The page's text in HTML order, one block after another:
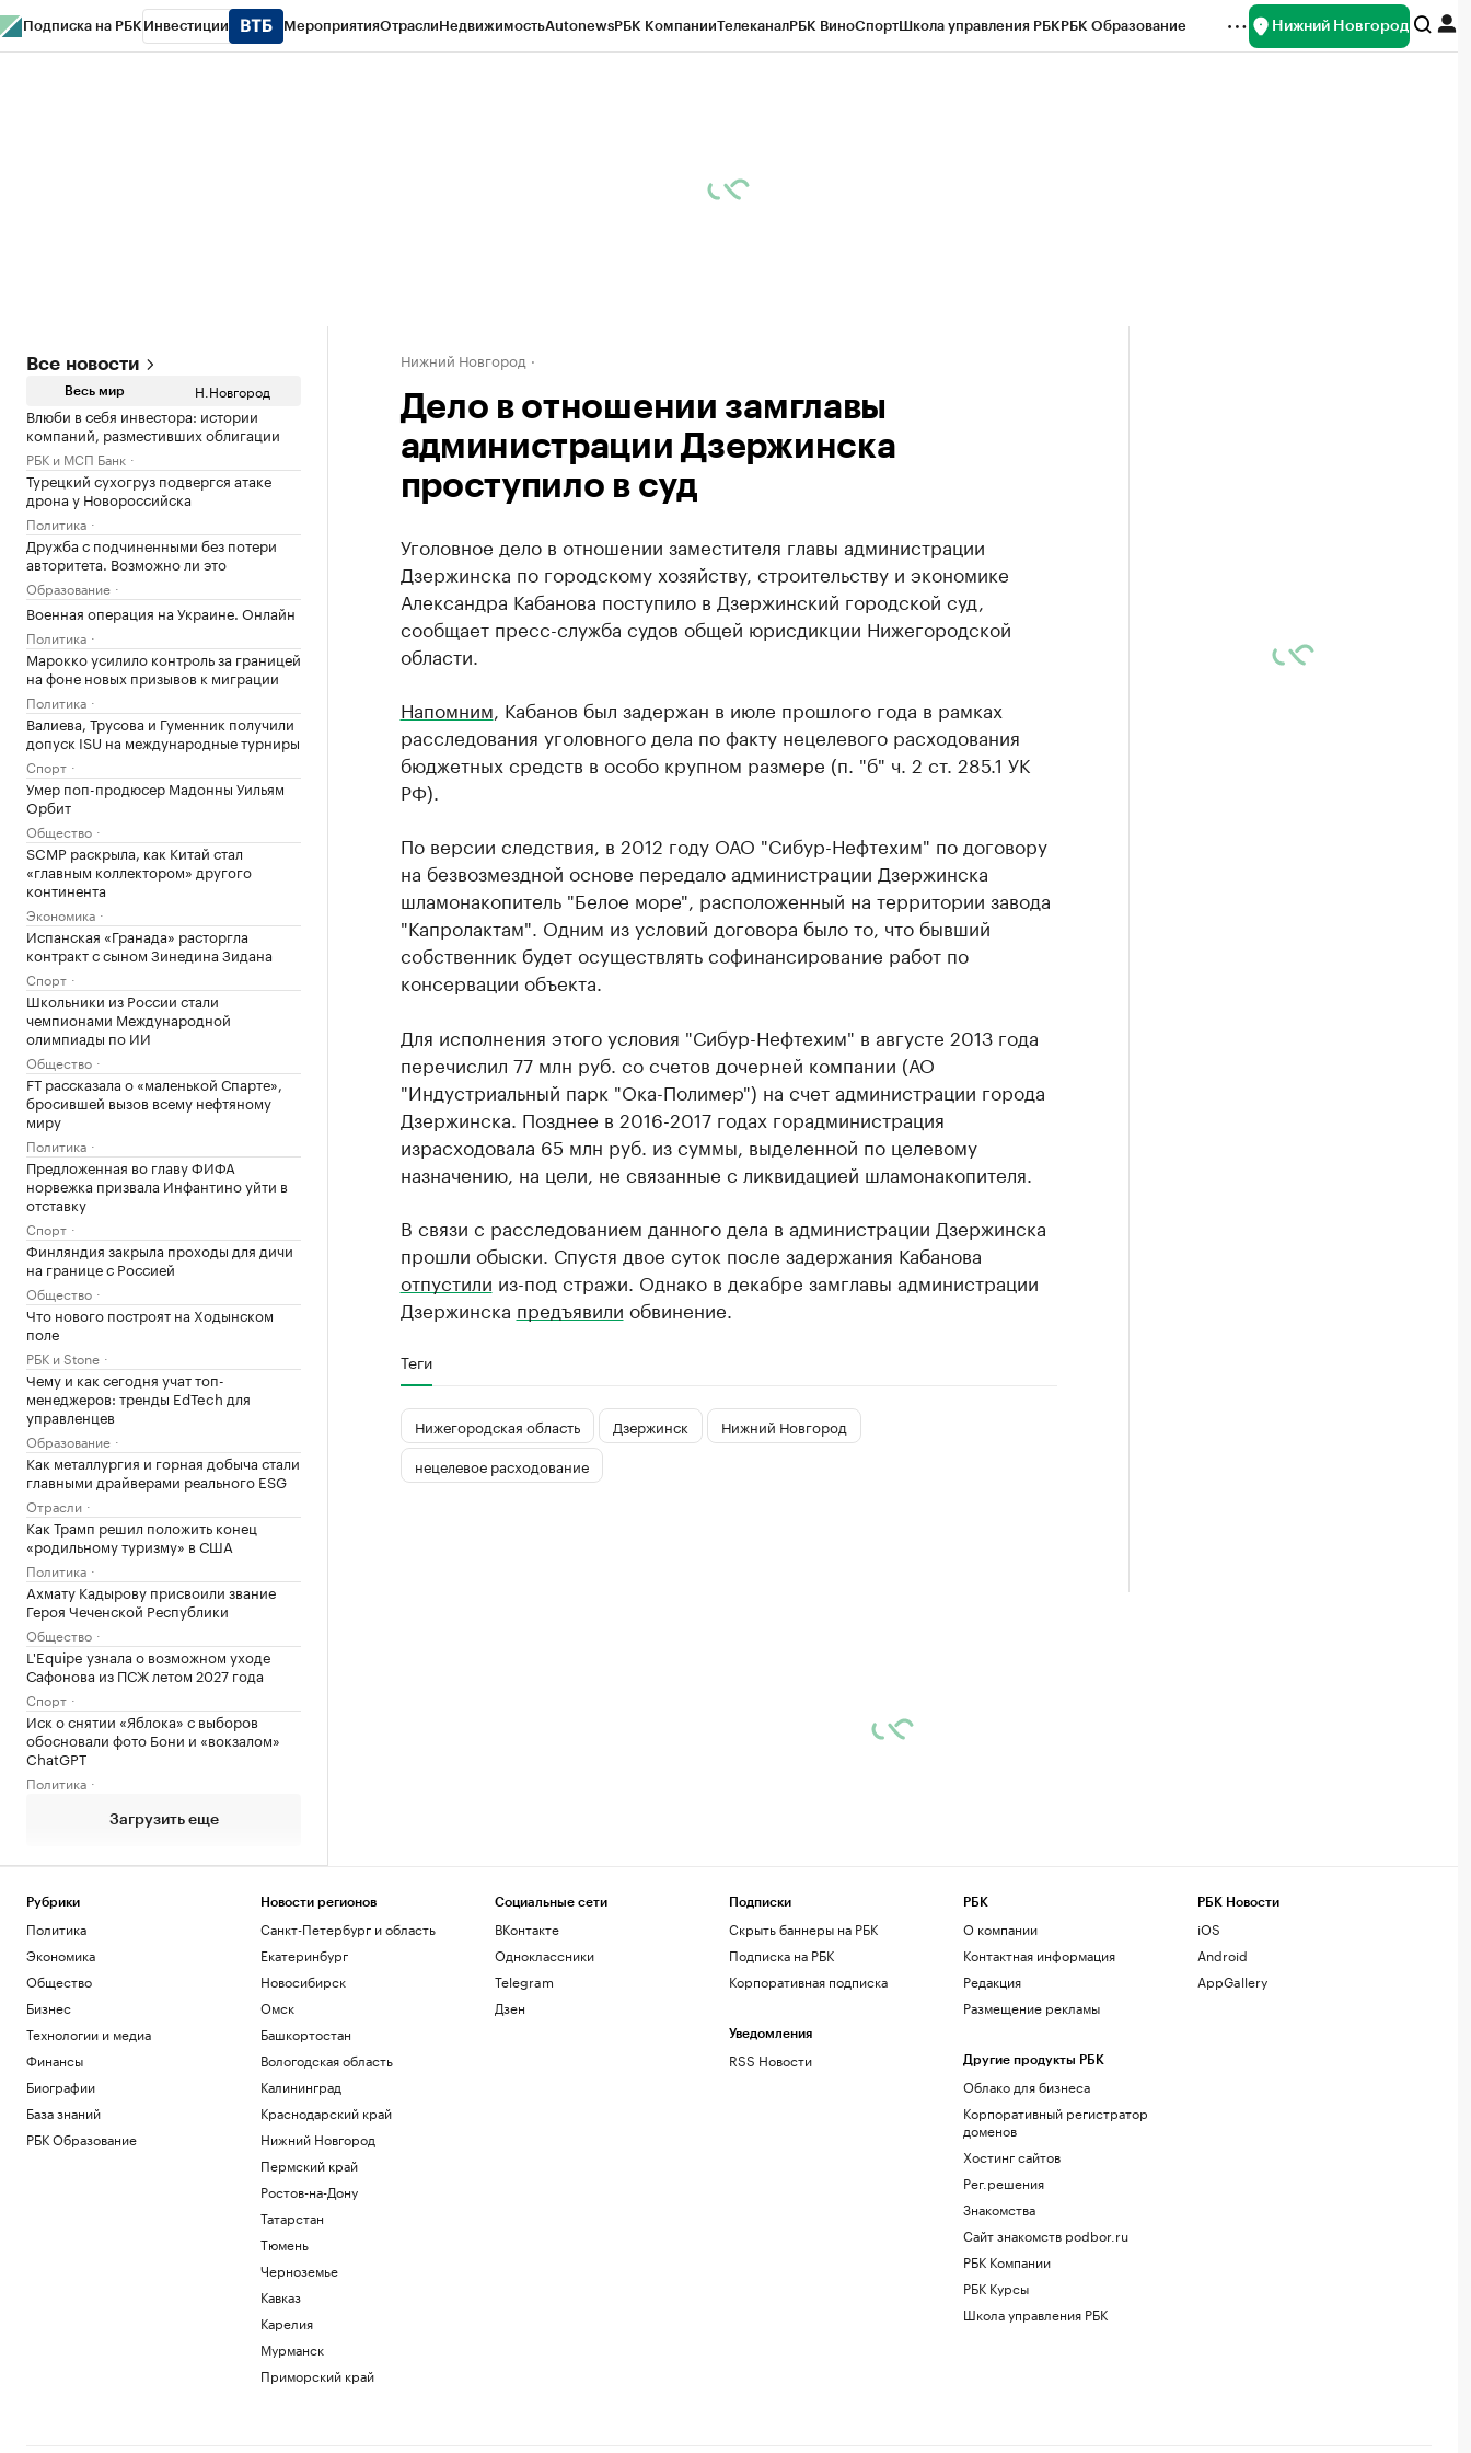
Подписка на РБК Инвестиции МероприятияОтраслиНедвижимостьAutonewsРБК КомпанииТелеканалРБК ВиноСпортШкола управления РБКРБК Образование Нижний Новгород
Все новости
Весь мир Н.Новгород
Влюби в себя инвестора: истории
компаний, разместивших облигации
РБК и МСП Банк
Турецкий сухогруз подвергся атаке
дрона у Новороссийска
Политика
Дружба с подчиненными без потери
авторитета. Возможно ли это
Образование
Военная операция на Украине. Онлайн
Политика
Марокко усилило контроль за границей
на фоне новых призывов к миграции
Политика
Валиева, Трусова и Гуменник получили
допуск ISU на международные турниры
Спорт
Умер поп-продюсер Мадонны Уильям
Орбит
Общество
SCMP раскрыла, как Китай стал
«главным коллектором» другого
континента
Экономика
Испанская «Гранада» расторгла
контракт с сыном Зинедина Зидана
Спорт
Школьники из России стали
чемпионами Международной
олимпиады по ИИ
Общество
FT рассказала о «маленькой Спарте»,
бросившей вызов всему нефтяному
миру
Политика
Предложенная во главу ФИФА
норвежка призвала Инфантино уйти в
отставку
Спорт
Финляндия закрыла проходы для дичи
на границе с Россией
Общество
Что нового построят на Ходынском
поле
РБК и Stone
Чему и как сегодня учат топ-
менеджеров: тренды EdTech для
управленцев
Образование
Как металлургия и горная добыча стали
главными драйверами реального ESG
Отрасли
Как Трамп решил положить конец
«родильному туризму» в США
Политика
Ахмату Кадырову присвоили звание
Героя Чеченской Республики
Общество
L'Equipe узнала о возможном уходе
Сафонова из ПСЖ летом 2027 года
Спорт
Иск о снятии «Яблока» с выборов
обосновали фото Бони и «вокзалом»
ChatGPT
Политика
Загрузить еще
Нижний Новгород
Дело в отношении замглавы
администрации Дзержинска
проступило в суд
Уголовное дело в отношении заместителя главы администрации
Дзержинска по городскому хозяйству, строительству и экономике
Александра Кабанова поступило в Дзержинский городской суд,
сообщает пресс-служба судов общей юрисдикции Нижегородской
области.
Напомним , Кабанов был задержан в июле прошлого года в рамках
расследования уголовного дела по факту нецелевого расходования
бюджетных средств в особо крупном размере (п. "б" ч. 2 ст. 285.1 УК
РФ).
По версии следствия, в 2012 году ОАО "Сибур-Нефтехим" по договору
на безвозмездной основе передало администрации Дзержинска
шламонакопитель "Белое море", расположенный на территории завода
"Капролактам". Одним из условий договора было то, что бывший
собственник будет осуществлять софинансирование работ по
консервации объекта.
Для исполнения этого условия "Сибур-Нефтехим" в августе 2013 года
перечислил 77 млн руб. со счетов дочерней компании (АО
"Индустриальный парк "Ока-Полимер") на счет администрации города
Дзержинска. Позднее в 2016-2017 годах горадминистрация
израсходовала 65 млн руб. из суммы, выделенной по целевому
назначению, на цели, не связанные с ликвидацией шламонакопителя.
В связи с расследованием данного дела в администрации Дзержинска
прошли обыски. Спустя двое суток после задержания Кабанова
отпустили из-под стражи.​ Однако в декабре замглавы администрации
Дзержинска предъявили обвинение.
Теги
Нижегородская область Дзержинск
Нижний Новгород
нецелевое расходование
Рубрики
Политика
Экономика
Общество
Бизнес
Технологии и медиа
Финансы
Биографии
База знаний
РБК Образование
Новости регионов
Санкт-Петербург и область
Екатеринбург
Новосибирск
Омск
Башкортостан
Вологодская область
Калининград
Краснодарский край
Нижний Новгород
Пермский край
Ростов-на-Дону
Татарстан
Тюмень
Черноземье
Кавказ
Карелия
Мурманск
Приморский край
Социальные сети
ВКонтакте
Одноклассники
Telegram
Дзен
Подписки
Скрыть баннеры на РБК
Подписка на РБК
Корпоративная подписка
Уведомления
RSS Новости
РБК
О компании
Контактная информация
Редакция
Размещение рекламы
Другие продукты РБК
Облако для бизнеса
Корпоративный регистратор
доменов
Хостинг сайтов
Рег.решения
Знакомства
Сайт знакомств podbor.ru
РБК Компании
РБК Курсы
Школа управления РБК
РБК Новости
iOS
Android
AppGallery